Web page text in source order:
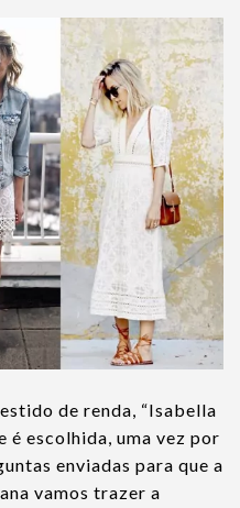
de renda, “Isabella
é escolhida, uma vez por
enviadas para que a
vamos trazer a